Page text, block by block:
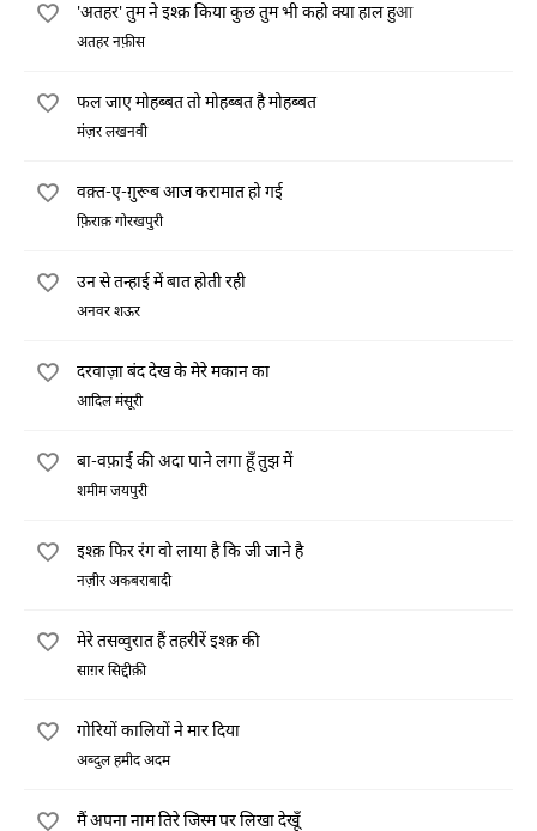
'अतहर' तुम ने इश्क़ किया कुछ तुम भी कहो क्या हाल हुआ
अतहर नफ़ीस
फल जाए मोहब्बत तो मोहब्बत है मोहब्बत
मंज़र लखनवी
वक़्त-ए-ग़ुरूब आज करामात हो गई
फ़िराक़ गोरखपुरी
उन से तन्हाई में बात होती रही
अनवर शऊर
दरवाज़ा बंद देख के मेरे मकान का
आदिल मंसूरी
बा-वफ़ाई की अदा पाने लगा हूँ तुझ में
शमीम जयपुरी
इश्क़ फिर रंग वो लाया है कि जी जाने है
नज़ीर अकबराबादी
मेरे तसव्वुरात हैं तहरीरें इश्क़ की
साग़र सिद्दीक़ी
गोरियों कालियों ने मार दिया
अब्दुल हमीद अदम
मैं अपना नाम तिरे जिस्म पर लिखा देखूँ